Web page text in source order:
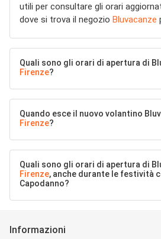
utili per consultare gli orari
dove si trova il negozio Bluvacanze
Quali sono gli orari di apertura di
Firenze?
Quando esce il nuovo volantino
Firenze?
Quali sono gli orari di apertura di
Firenze, anche durante le festività
Capodanno?
Informazioni